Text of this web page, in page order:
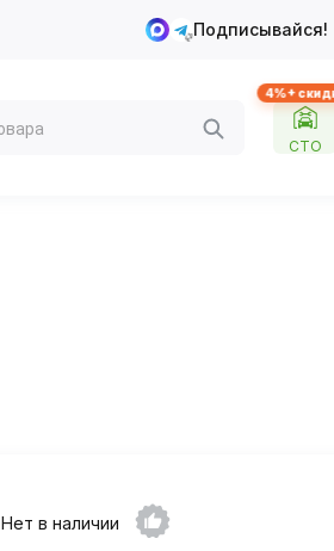
Подписывайся!
4%+
СТО
Нет в наличии